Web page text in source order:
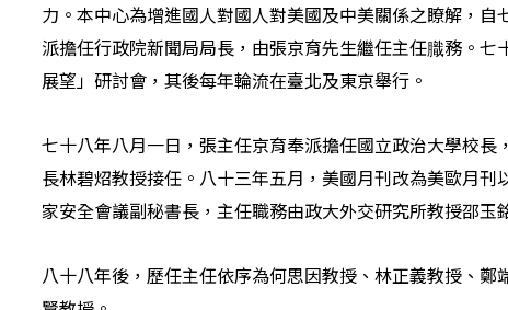
力。本中心為增進國人對國人對美國及中美關係之瞭解，
派擔任行政院新聞局局長，由張京育先生繼任主任膱務。
展望」研討會，其後每年輪流在臺北及東京舉行。
七十八年八月一日，張主任京育奉派擔任國立政治大學校
長林碧炤教授接任。八十三年五月，美國月刊改為美歐月
家安全會議副秘書長，主任職務由政大外交研究所教授邵玉
八十八年後，歷任主任依序為何思因教授、林正義教授、